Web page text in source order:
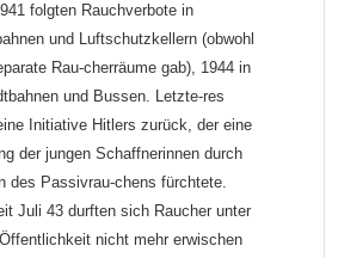
folgten Rauchverbote in
und Luftschutzkellern (obwohl
Rau-cherräume gab), 1944 in
und Bussen. Letzte-res
Initiative Hitlers zurück, der eine
der jungen Schaffnerinnen durch
des Passivrau-chens fürchtete.
Juli 43 durften sich Raucher unter
nicht mehr erwischen